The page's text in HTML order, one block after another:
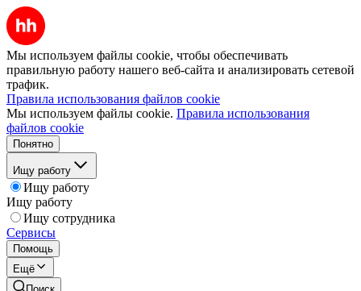
Мы используем файлы cookie, чтобы обеспечивать
правильную работу нашего веб-сайта и анализировать сетевой
трафик.
Правила использования файлов cookie
Мы используем файлы cookie. Правила использования
файлов cookie
Понятно
Ищу работу
Ищу работу
Ищу работу
Ищу сотрудника
Сервисы
Помощь
Ещё